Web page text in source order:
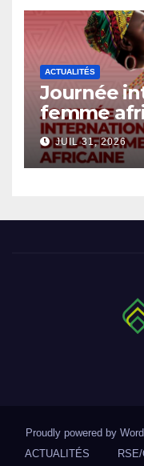
ACTUALITÉS
Journée
femme
JUIL 31, 2026
Proudly powered by
ACTUALITÉS